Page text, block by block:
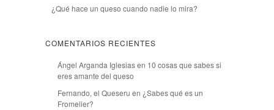
¿Qué hace un queso cuando nadie lo mira?
COMENTARIOS RECIENTES
Ángel Arganda Iglesiasen 10 cosas que sabes si
eres amante del queso
Fernando, el Queseru en ¿Sabes qué es un
Fromelier?